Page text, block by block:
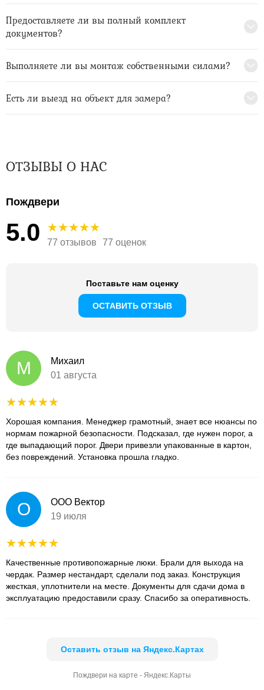
Предоставляете ли вы полный комплект
документов?
Выполняете ли вы монтаж собственными силами?
Есть ли выезд на объект для замера?
ОТЗЫВЫ О НАС
Пождвери
5.0 77 отзывов 77 оценок
Поставьте нам оценку
ОСТАВИТЬ ОТЗЫВ
М
Михаил
01 августа
Хорошая компания. Менеджер грамотный, знает все нюансы по
нормам пожарной безопасности. Подсказал, где нужен порог, а
где выпадающий порог. Двери привезли упакованные в картон,
без повреждений. Установка прошла гладко.
О
ООО Вектор
19 июля
Качественные противопожарные люки. Брали для выхода на
чердак. Размер нестандарт, сделали под заказ. Конструкция
жесткая, уплотнители на месте. Документы для сдачи дома в
эксплуатацию предоставили сразу. Спасибо за оперативность.
Оставить отзыв на Яндекс.Картах
Пождвери на карте - Яндекс.Карты